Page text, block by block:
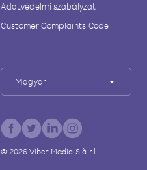
Adatvédelmi szabályzat
Customer Complaints Code
Magyar
© 2026Viber Media S.à r.l.